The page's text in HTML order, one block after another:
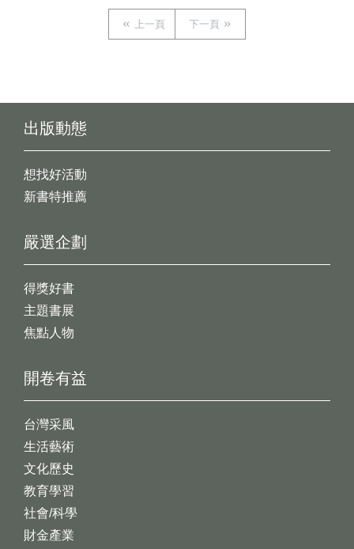
上一頁 下一頁
出版動態
想找好活動
新書特推薦
開卷有益
台灣采風
生活藝術
文化歷史
教育學習
社會/科學
財金產業
嚴選企劃
得獎好書
主題書展
焦點人物